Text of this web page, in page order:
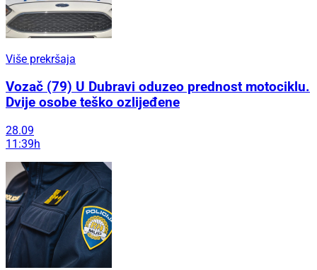
Više prekršaja
Vozač (79) U Dubravi oduzeo prednost motociklu.
Dvije osobe teško ozlijeđene
28.09
11:39h